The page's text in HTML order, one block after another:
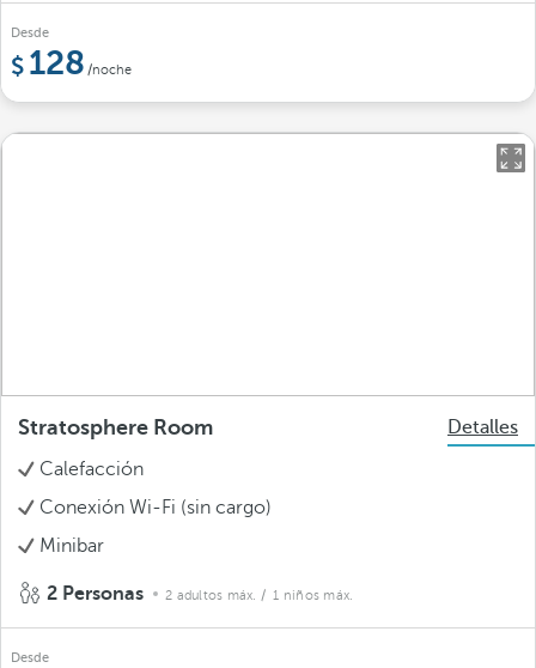
Desde
128 /noche
Stratosphere Room
Detalles
Calefacción
Conexión Wi-Fi (sin cargo)
Minibar
2 Personas 2 adultos máx. / 1 niños máx.
Desde